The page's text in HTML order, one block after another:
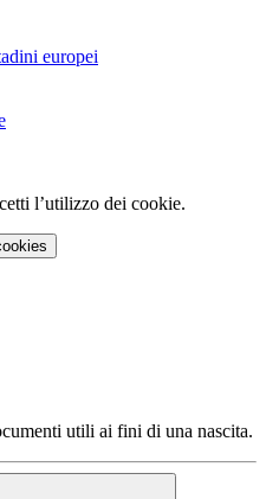
europei
l’utilizzo dei cookie.
utili ai fini di una nascita.